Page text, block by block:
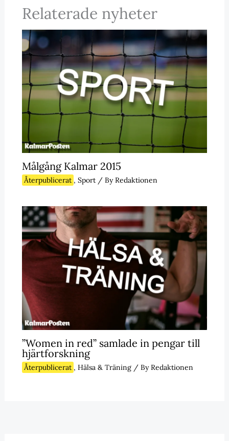
Relaterade nyheter
Målgång Kalmar 2015
Återpublicerat , Sport/ ByRedaktionen
”Women in red” samlade in pengar till
hjärtforskning
Återpublicerat , Hälsa & Träning/ ByRedaktionen